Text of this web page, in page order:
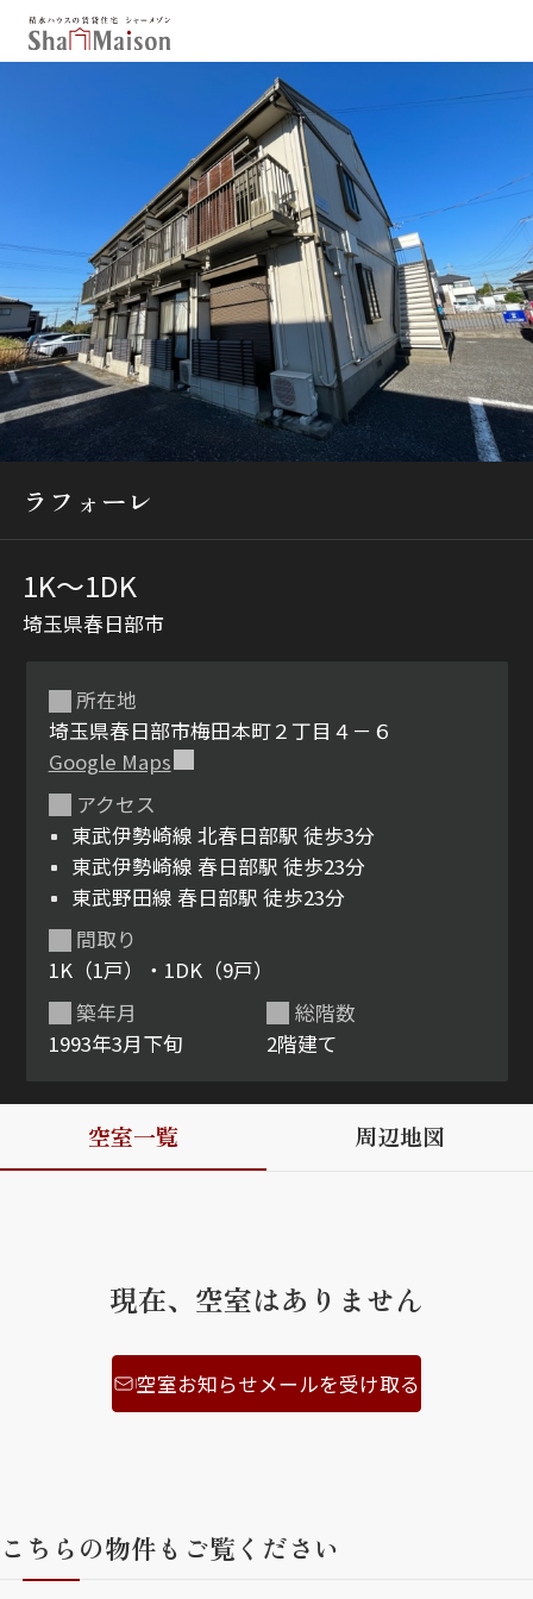
お気に入り
最近見た物件
北海道 東北
関東
中部
関西
中国・四国
九州
市区郡・路線・駅から探す
通勤・通学時間から探す
地図から探す
人気のカテゴリから探す
シャーメゾンとは
ルームツアー 動画ギャラリー
自立型サービス付き・シニア向け
お問い合わせ・よくある質問
ラフォーレ
1K〜1DK
埼玉県春日部市
所在地
埼玉県春日部市梅田本町２丁目４－６
Google Maps
アクセス
東武伊勢崎線 北春日部駅 徒歩3分
東武伊勢崎線 春日部駅 徒歩23分
東武野田線 春日部駅 徒歩23分
築年月
1993年3月下旬
間取り
1K（1戸）・1DK（9戸）
総階数
2階建て
空室一覧 周辺地図
現在、空室はありません
空室お知らせメールを受け取る
こちらの物件もご覧ください